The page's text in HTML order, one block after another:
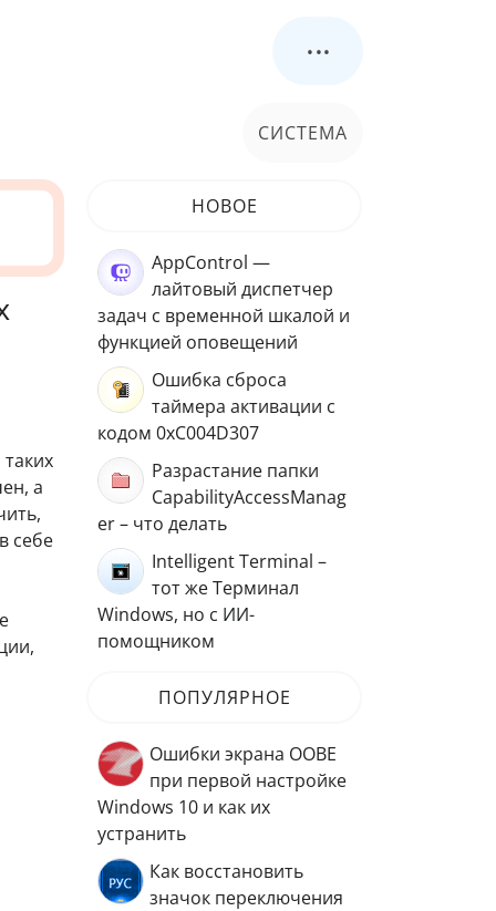
...
СИСТЕМА
а
себе
НОВОЕ
AppControl —
лайтовый диспетчер
задач с временной шкалой и
функцией оповещений
Ошибка сброса
таймера активации с
кодом 0xC004D307
Разрастание папки
CapabilityAccessManag
er – что делать
Intelligent Terminal –
тот же Терминал
Windows, но с ИИ-
помощником
ПОПУЛЯРНОЕ
Ошибки экрана OOBE
при первой настройке
Windows 10 и как их
устранить
Как восстановить
значок переключения